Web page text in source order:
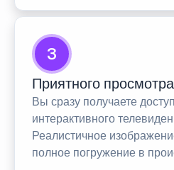
3
Приятного просмотра
Вы сразу получаете
интерактивного
Реалистичное
полное погружение в